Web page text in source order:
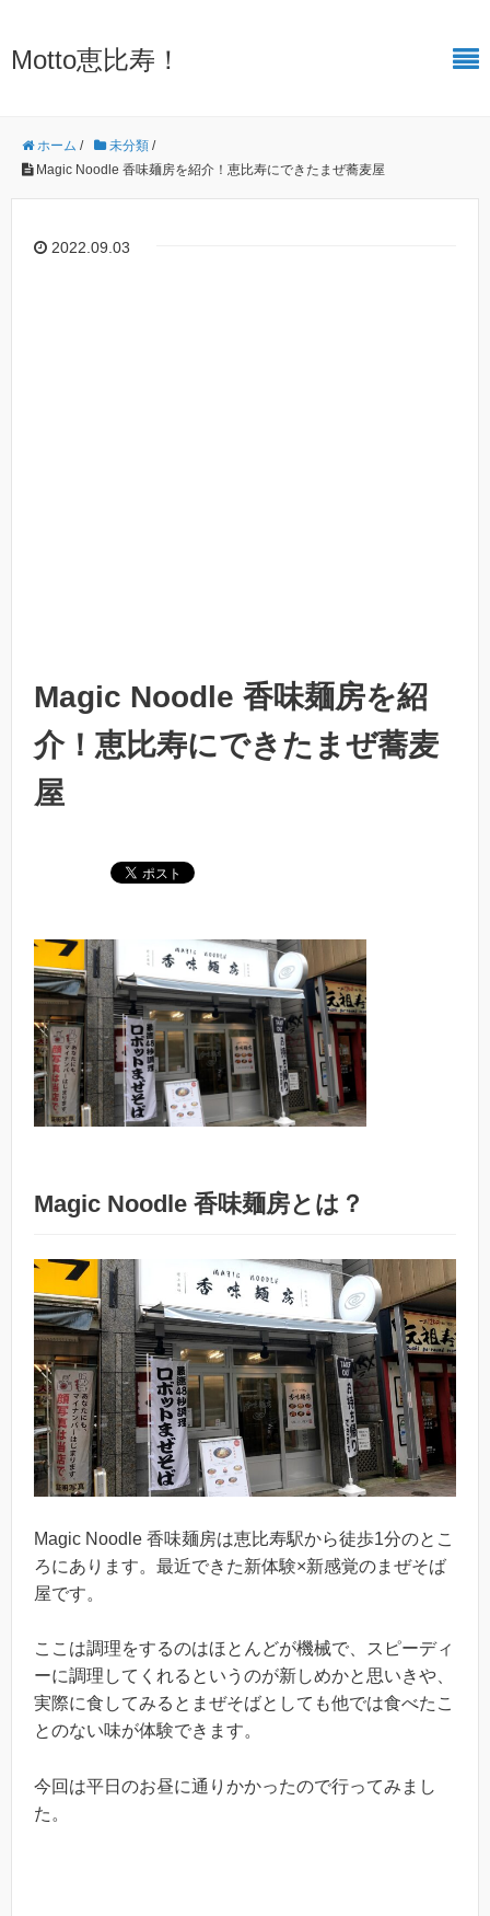
Motto恵比寿！
ホーム / 未分類 /
Magic Noodle 香味麺房を紹介！恵比寿にできたまぜ蕎麦屋
2022.09.03
Magic Noodle 香味麺房を紹
介！恵比寿にできたまぜ蕎麦
屋
Magic Noodle 香味麺房とは？
Magic Noodle 香味麺房は恵比寿駅から徒歩1分のとこ
ろにあります。最近できた新体験×新感覚のまぜそば
屋です。
ここは調理をするのはほとんどが機械で、スピーディ
ーに調理してくれるというのが新しめかと思いきや、
実際に食してみるとまぜそばとしても他では食べたこ
とのない味が体験できます。
今回は平日のお昼に通りかかったので行ってみまし
た。